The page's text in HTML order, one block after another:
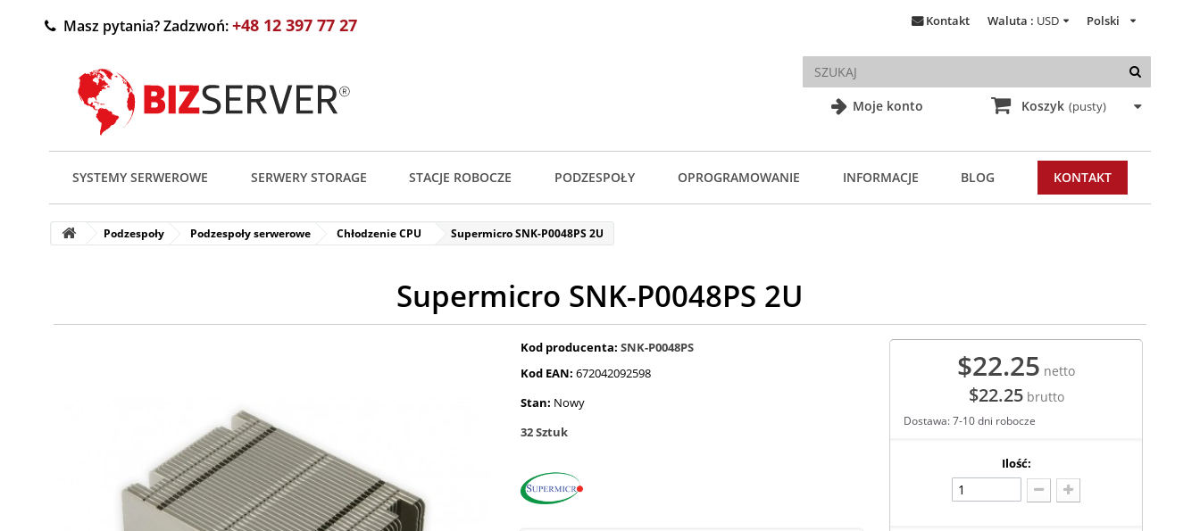
Moje konto
Polski
Waluta : USD
Kontakt
Masz pytania? Zadzwoń:+48 12 397 77 27
Koszyk (pusty)
SYSTEMY SERWEROWE SERWERY STORAGE STACJE ROBOCZE PODZESPOŁY OPROGRAMOWANIE INFORMACJE BLOG KONTAKT
Podzespoły Podzespoły serwerowe Chłodzenie CPU Supermicro SNK-P0048PS 2U
Supermicro SNK-P0048PS 2U
Kod producenta: SNK-P0048PS
Kod EAN: 672042092598
Stan: Nowy
32Sztuk
$22.25 netto
$22.25brutto
Dostawa: 7-10 dni robocze
Ilość: